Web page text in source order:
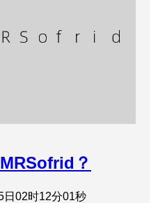
？
日02时12分01秒